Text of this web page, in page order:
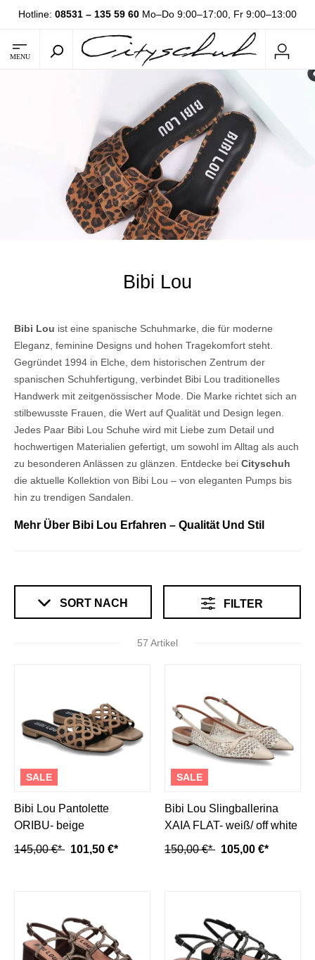
Hotline: 08531 – 135 59 60 Mo–Do 9:00–17:00, Fr 9:00–13:00
MENU
Bibi Lou
Bibi Lou ist eine spanische Schuhmarke, die für moderne
Eleganz, feminine Designs und hohen Tragekomfort steht.
Gegründet 1994 in Elche, dem historischen Zentrum der
spanischen Schuhfertigung, verbindet Bibi Lou traditionelles
Handwerk mit zeitgenössischer Mode. Die Marke richtet sich an
stilbewusste Frauen, die Wert auf Qualität und Design legen.
Jedes Paar Bibi Lou Schuhe wird mit Liebe zum Detail und
hochwertigen Materialien gefertigt, um sowohl im Alltag als auch
zu besonderen Anlässen zu glänzen. Entdecke bei Cityschuh
die aktuelle Kollektion von Bibi Lou – von eleganten Pumps bis
hin zu trendigen Sandalen.
Mehr Über Bibi Lou Erfahren – Qualität Und Stil
SORT NACH FILTER
57 Artikel
SALE
Bibi Lou Pantolette
ORIBU- beige
145,00 €* 101,50 €*
SALE
Bibi Lou Slingballerina
XAIA FLAT- weiß/ off white
150,00 €* 105,00 €*